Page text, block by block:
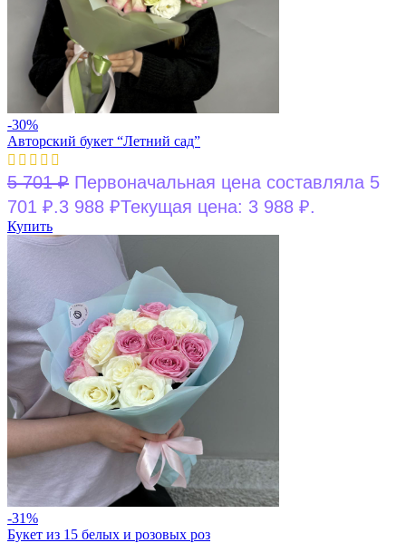
-30%
Авторский букет “Летний сад”
5 701₽ Первоначальная цена составляла 5
701 ₽.3 988 ₽Текущая цена: 3 988 ₽.
Купить
-31%
Букет из 15 белых и розовых роз